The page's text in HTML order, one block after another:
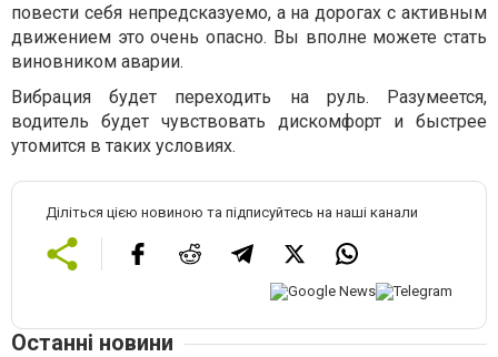
повести себя непредсказуемо, а на дорогах с активным
движением это очень опасно. Вы вполне можете стать
виновником аварии.
Вибрация будет переходить на руль. Разумеется,
водитель будет чувствовать дискомфорт и быстрее
утомится в таких условиях.
Діліться цією новиною та підписуйтесь на наші канали
Останні новини